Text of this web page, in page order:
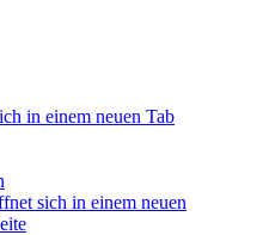
in einem neuen Tab
sich in einem neuen